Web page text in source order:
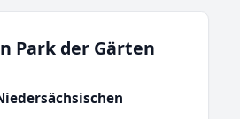
Park der Gärten